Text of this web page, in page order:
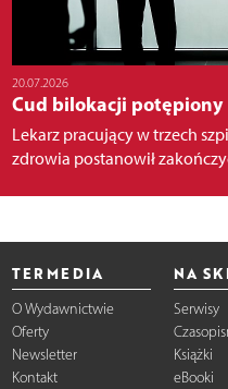
20.07.2026
Cud bilokacji potępiony
Lekarz pracujący w trzech
zdrowia postanowił
TERMEDIA
O Wydawnictwie
Oferty
Newsletter
Kontakt
NA
Serwisy
Książki
eBooki